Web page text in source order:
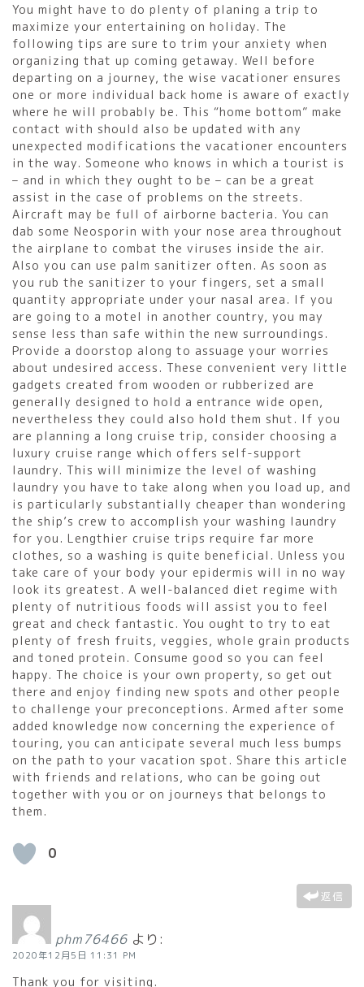
You might have to do plenty of planing a trip to
maximize your entertaining on holiday. The
following tips are sure to trim your anxiety when
organizing that up coming getaway. Well before
departing on a journey, the wise vacationer ensures
one or more individual back home is aware of exactly
where he will probably be. This “home bottom” make
contact with should also be updated with any
unexpected modifications the vacationer encounters
in the way. Someone who knows in which a tourist is
– and in which they ought to be – can be a great
assist in the case of problems on the streets.
Aircraft may be full of airborne bacteria. You can
dab some Neosporin with your nose area throughout
the airplane to combat the viruses inside the air.
Also you can use palm sanitizer often. As soon as
you rub the sanitizer to your fingers, set a small
quantity appropriate under your nasal area. If you
are going to a motel in another country, you may
sense less than safe within the new surroundings.
Provide a doorstop along to assuage your worries
about undesired access. These convenient very little
gadgets created from wooden or rubberized are
generally designed to hold a entrance wide open,
nevertheless they could also hold them shut. If you
are planning a long cruise trip, consider choosing a
luxury cruise range which offers self-support
laundry. This will minimize the level of washing
laundry you have to take along when you load up, and
is particularly substantially cheaper than wondering
the ship’s crew to accomplish your washing laundry
for you. Lengthier cruise trips require far more
clothes, so a washing is quite beneficial. Unless you
take care of your body your epidermis will in no way
look its greatest. A well-balanced diet regime with
plenty of nutritious foods will assist you to feel
great and check fantastic. You ought to try to eat
plenty of fresh fruits, veggies, whole grain products
and toned protein. Consume good so you can feel
happy. The choice is your own property, so get out
there and enjoy finding new spots and other people
to challenge your preconceptions. Armed after some
added knowledge now concerning the experience of
touring, you can anticipate several much less bumps
on the path to your vacation spot. Share this article
with friends and relations, who can be going out
together with you or on journeys that belongs to
them.
0
返信
phm76466 より:
2020年12月5日 11:31 PM
Thank you for visiting.